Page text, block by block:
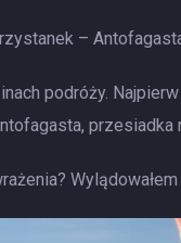
–
podróży.
przesiadka